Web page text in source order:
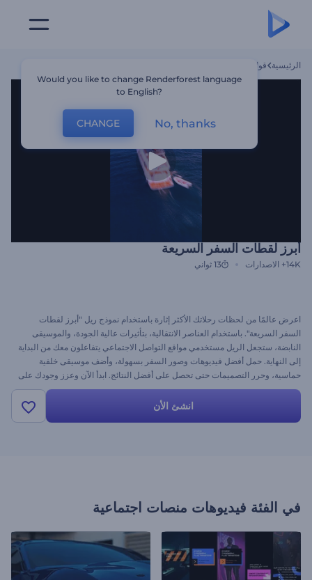
الرئيسية قوالب
أبرز لقطات السفر السريعة
14K+ الاصدارات 13 ثواني
اعرض عالمًا من لحظات رحلاتك الأكثر إثارة باستخدام نموذج ريل "أبرز لقطات
السفر السريعة". باستخدام العناصر الانتقالية، بتأثيرات عالية الجودة، والموسيقى
النابضة، ستجعل الريل مستخدمي مواقع التواصل الاجتماعي يتفاعلون معك من البداية
إلى النهاية. حمل أفضل فيديوهات وصور السفر بسهولة، وأضف موسيقى خلفية
حماسية، وحرر التصميمات حتى تحصل على أفضل النتائج. ابدأ الآن وعزز وجودك على
مواقع التواصل الاجتماعي!
انشئ الأن
في الفئة فيديوهات منصات اجتماعية
Would you like to change Renderforest language
to English?
CHANGE No, thanks